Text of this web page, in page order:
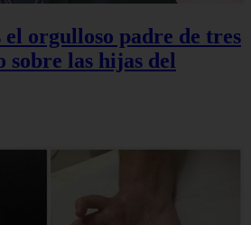
orgulloso padre de tres
sobre las hijas del